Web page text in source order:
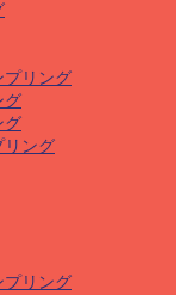
プリング
グ
グ
リング
プリング